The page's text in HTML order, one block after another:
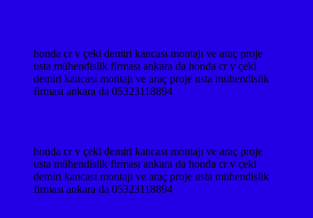
honda cr v çeki demiri kancası montajı ve araç proje
usta mühendislik firması ankara da honda cr v çeki
demiri kancası montajı ve araç proje usta mühendislik
firması ankara da 05323118894
honda cr v çeki demiri kancası montajı ve araç proje
usta mühendislik firması ankara da honda cr v çeki
demiri kancası montajı ve araç proje usta mühendislik
firması ankara da 05323118894